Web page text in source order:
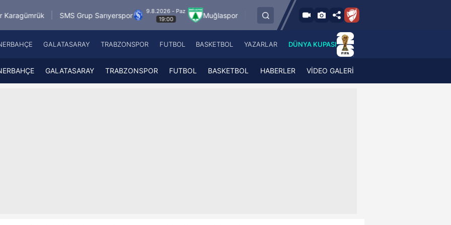
SMS Grup Sarıyerspor
9.8.2026 - Paz
19:00
Muğlaspor Vanspor
9.8.2026 - Paz
21:30
Zecorner Kayserispor
Fenerbahçe
Galatasaray
A Spor
ATV
A Haber Radyo
A Spor Radyo
A News Radio
GALATASARAY TRABZONSPOR FUTBOL BASKETBOL YAZARLAR DÜNYA KUPASI
GALATASARAY TRABZONSPOR FUTBOL BASKETBOL HABERLER VİDEO GALERİ